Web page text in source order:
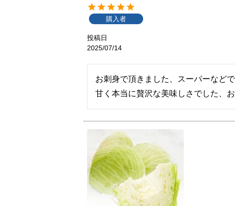
購入者
投稿日
2025/07/14
お刺身で頂きました、スーパーなど
甘く本当に贅沢な美味しさでした、お